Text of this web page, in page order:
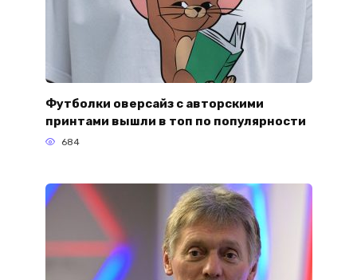
Футболки оверсайз с авторскими
принтами вышли в топ по популярности
684